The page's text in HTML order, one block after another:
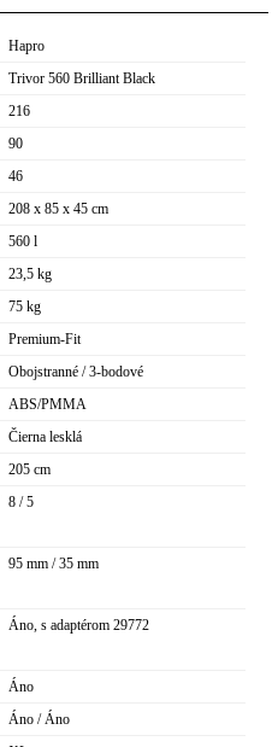
Hapro
Trivor 560 Brilliant Black
216
90
46
208 x 85 x 45 cm
560 l
23,5 kg
75 kg
Premium-Fit
Obojstranné / 3-bodové
ABS/PMMA
Čierna lesklá
205 cm
8 / 5
95 mm / 35 mm
Áno, s adaptérom 29772
Áno
Áno / Áno